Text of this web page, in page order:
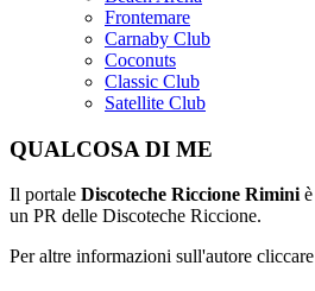
Frontemare
Carnaby Club
Coconuts
Classic Club
Satellite Club
QUALCOSA DI ME
Il portale Discoteche Riccione Rimini
un PR delle Discoteche Riccione.
Per altre informazioni sull'autore